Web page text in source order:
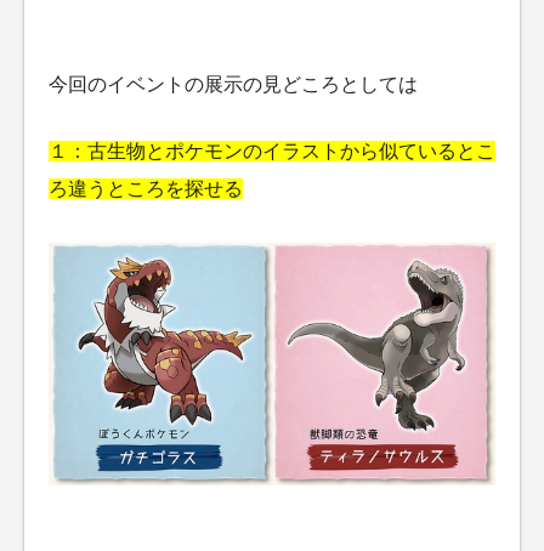
今回のイベントの展示の見どころとしては
１：古生物とポケモンのイラストから似ているとこ
ろ違うところを探せる